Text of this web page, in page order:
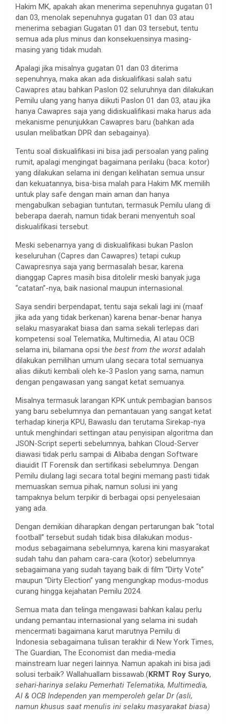
Hakim MK, apakah akan menerima sepenuhnya gugatan 01
dan 03, menolak sepenuhnya gugatan 01 dan 03 atau
menerima sebagian Gugatan 01 dan 03 tersebut, tentu
semua ada plus minus dan konsekuensinya masing-
masing yang tidak mudah.
Apalagi jika misalnya gugatan 01 dan 03 diterima
sepenuhnya, maka akan ada diskualifikasi salah satu
Cawapres atau bahkan Paslon 02 seluruhnya dan dilakukan
Pemilu ulang yang hanya diikuti Paslon 01 dan 03, atau jika
hanya Cawapres saja yang didiskualifikasi maka harus ada
mekanisme penunjukkan Cawapres baru (bahkan ada
usulan melibatkan DPR dan sebagainya).
Tentu soal diskualifikasi ini bisa jadi persoalan yang paling
rumit, apalagi mengingat bagaimana perilaku (baca: kotor)
yang dilakukan selama ini dengan kelihatan semua unsur
dan kekuatannya, bisa-bisa malah para Hakim MK memilih
untuk play safe dengan main aman dan hanya
mengabulkan sebagian tuntutan, termasuk Pemilu ulang di
beberapa daerah, namun tidak berani menyentuh soal
diskualifikasi tersebut.
Meski sebenarnya yang di diskualifikasi bukan Paslon
keseluruhan (Capres dan Cawapres) tetapi cukup
Cawapresnya saja yang bermasalah besar, karena
dianggap Capres masih bisa ditolelir meski banyak juga
“catatan”-nya, baik nasional maupun internasional.
Saya sendiri berpendapat, tentu saja sekali lagi ini (maaf
jika ada yang tidak berkenan) karena benar-benar hanya
selaku masyarakat biasa dan sama sekali terlepas dari
kompetensi soal Telematika, Multimedia, AI atau OCB
selama ini, bilamana opsi the best from the worst adalah
dilakukan pemilihan umum ulang secara total semuanya
alias diikuti kembali oleh ke-3 Paslon yang sama, namun
dengan pengawasan yang sangat ketat semuanya.
Misalnya termasuk larangan KPK untuk pembagian bansos
yang baru sebelumnya dan pemantauan yang sangat ketat
terhadap kinerja KPU, Bawaslu dan terutama Sirekap-nya
untuk menghindari settingan atau penyisipan algoritma dan
JSON-Script seperti sebelumnya, bahkan Cloud-Server
diawasi tidak perlu sampai di Alibaba dengan Software
diauidit IT Forensik dan sertifikasi sebelumnya. Dengan
Pemilu diulang lagi secara total begini memang pasti tidak
memuaskan semua pihak, namun solusi ini yang
tampaknya belum terpikir di berbagai opsi penyelesaian
yang ada.
Dengan demikian diharapkan dengan pertarungan bak “total
football” tersebut sudah tidak bisa dilakukan modus-
modus sebagaimana sebelumnya, karena kini masyarakat
sudah tahu dan paham cara-cara (kotor) sebelumnya
sebagaimana yang sudah tayang baik di film “Dirty Vote”
maupun “Dirty Election” yang mengungkap modus-modus
curang hingga kejahatan Pemilu 2024.
Semua mata dan telinga mengawasi bahkan kalau perlu
undang pemantau internasional yang selama ini sudah
mencermati bagaimana karut marutnya Pemilu di
Indonesia sebagaimana tulisan terakhir di New York Times,
The Guardian, The Economist dan media-media
mainstream luar negeri lainnya. Namun apakah ini bisa jadi
solusi terbaik? Wallahuallam bissawab.(KRMT Roy Suryo,
sehari-harinya selaku Pemerhati Telematika, Multimedia,
AI & OCB Independen yan memperoleh gelar Dr (asli,
namun khusus saat menulis ini selaku masyarakat biasa)